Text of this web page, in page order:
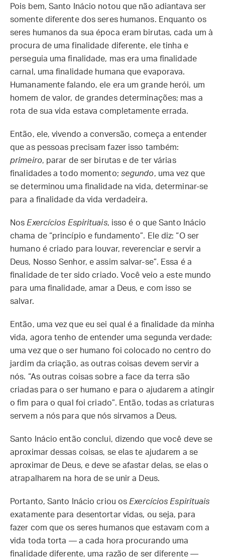
Pois bem, Santo Inácio notou que não adiantava ser
somente diferente dos seres humanos. Enquanto os
seres humanos da sua época eram birutas, cada um à
procura de uma finalidade diferente, ele tinha e
perseguia uma finalidade, mas era uma finalidade
carnal, uma finalidade humana que evaporava.
Humanamente falando, ele era um grande herói, um
homem de valor, de grandes determinações; mas a
rota de sua vida estava completamente errada.
Então, ele, vivendo a conversão, começa a entender
que as pessoas precisam fazer isso também:
primeiro, parar de ser birutas e de ter várias
finalidades a todo momento; segundo, uma vez que
se determinou uma finalidade na vida, determinar-se
para a finalidade da vida verdadeira.
Nos Exercícios Espirituais, isso é o que Santo Inácio
chama de “princípio e fundamento”. Ele diz: “O ser
humano é criado para louvar, reverenciar e servir a
Deus, Nosso Senhor, e assim salvar-se”. Essa é a
finalidade de ter sido criado. Você veio a este mundo
para uma finalidade, amar a Deus, e com isso se
salvar.
Então, uma vez que eu sei qual é a finalidade da minha
vida, agora tenho de entender uma segunda verdade:
uma vez que o ser humano foi colocado no centro do
jardim da criação, as outras coisas devem servir a
nós. “As outras coisas sobre a face da terra são
criadas para o ser humano e para o ajudarem a atingir
o fim para o qual foi criado”. Então, todas as criaturas
servem a nós para que nós sirvamos a Deus.
Santo Inácio então conclui, dizendo que você deve se
aproximar dessas coisas, se elas te ajudarem a se
aproximar de Deus, e deve se afastar delas, se elas o
atrapalharem na hora de se unir a Deus.
Portanto, Santo Inácio criou os Exercícios Espirituais
exatamente para desentortar vidas, ou seja, para
fazer com que os seres humanos que estavam com a
vida toda torta — a cada hora procurando uma
finalidade diferente, uma razão de ser diferente —